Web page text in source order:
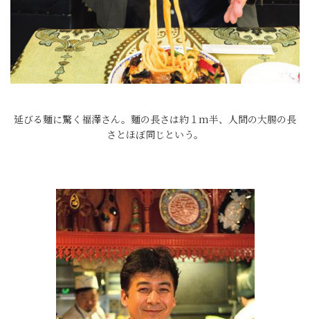
延びる麵に驚く福澤さん。麵の長さは約１m半、人間の大腸の長
さとほぼ同じという。